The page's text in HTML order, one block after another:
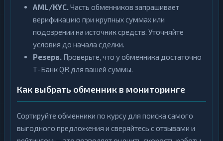
AML/KYC.Часть обменников запрашивает
верификацию при крупных суммах или
подозрении на источник средств. Уточняйте
условия до начала сделки.
Резерв. Проверьте, что у обменника достаточно
Т-Банк QR для вашей суммы.
Как выбрать обменник в мониторинге
Сортируйте обменники по курсу для поиска самого
выгодного предложения и сверяйтесь с отзывами и